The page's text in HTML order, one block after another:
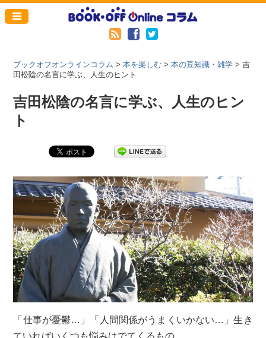
ブックオフオンラインコラム >本を楽しむ >本の豆知識・雑学 >吉
田松陰の名言に学ぶ、人生のヒント
吉田松陰の名言に学ぶ、人生のヒン
ト
「仕事が憂鬱…」「人間関係がうまくいかない…」生き
ていればいくつも悩みはでてくるもの。